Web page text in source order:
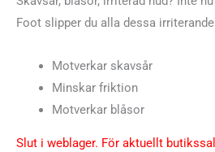
Foot slipper du alla dessa
Motverkar skavsår
Minskar friktion
Motverkar blåsor
Slut i weblager. För aktuellt